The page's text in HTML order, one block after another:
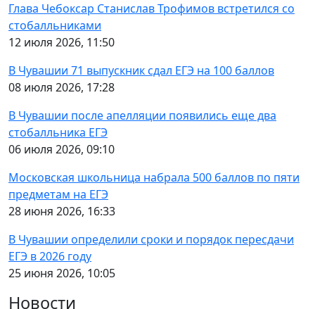
Глава Чебоксар Станислав Трофимов встретился со
стобалльниками
12 июля 2026, 11:50
В Чувашии 71 выпускник сдал ЕГЭ на 100 баллов
08 июля 2026, 17:28
В Чувашии после апелляции появились еще два
стобалльника ЕГЭ
06 июля 2026, 09:10
Московская школьница набрала 500 баллов по пяти
предметам на ЕГЭ
28 июня 2026, 16:33
В Чувашии определили сроки и порядок пересдачи
ЕГЭ в 2026 году
25 июня 2026, 10:05
Новости